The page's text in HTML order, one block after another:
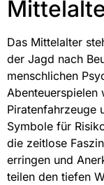
Das Mittelalter
der Jagd nach
menschlichen
Abenteuerspielen
Piratenfahrzeuge
Symbole für
die zeitlose
erringen und
teilen den tiefen